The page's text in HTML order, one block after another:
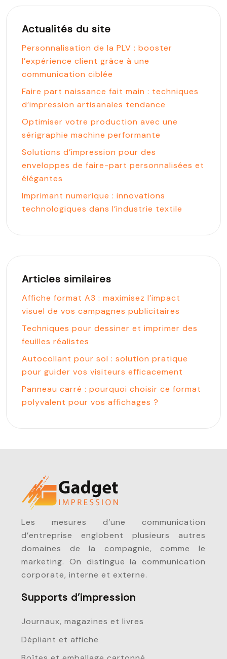
Actualités du site
Personnalisation de la PLV : booster
l’expérience client grâce à une
communication ciblée
Faire part naissance fait main : techniques
d’impression artisanales tendance
Optimiser votre production avec une
sérigraphie machine performante
Solutions d’impression pour des
enveloppes de faire-part personnalisées et
élégantes
Imprimant numerique : innovations
technologiques dans l’industrie textile
Articles similaires
Affiche format A3 : maximisez l’impact
visuel de vos campagnes publicitaires
Techniques pour dessiner et imprimer des
feuilles réalistes
Autocollant pour sol : solution pratique
pour guider vos visiteurs efficacement
Panneau carré : pourquoi choisir ce format
polyvalent pour vos affichages ?
Les mesures d’une communication
d’entreprise englobent plusieurs autres
domaines de la compagnie, comme le
marketing. On distingue la communication
corporate, interne et externe.
Supports d’impression
Journaux, magazines et livres
Dépliant et affiche